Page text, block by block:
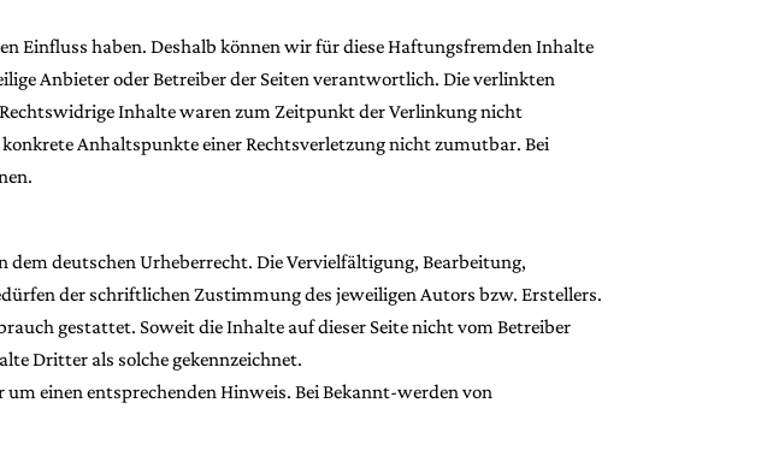
Einfluss haben. Deshalb können wir für diese Haftungsfremden Inhalte
Anbieter oder Betreiber der Seiten verantwortlich. Die verlinkten
Inhalte waren zum Zeitpunkt der Verlinkung nicht
Anhaltspunkte einer Rechtsverletzung nicht zumutbar. Bei
deutschen Urheberrecht. Die Vervielfältigung, Bearbeitung,
der schriftlichen Zustimmung des jeweiligen Autors bzw. Erstellers.
gestattet. Soweit die Inhalte auf dieser Seite nicht vom Betreiber
Dritter als solche gekennzeichnet.
einen entsprechenden Hinweis. Bei Bekannt-werden von